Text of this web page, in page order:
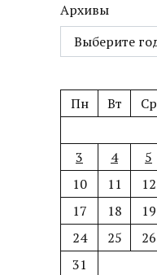
Архивы
Пн Вт Ср
3
4 5
10
11 12
17
18 19
24
25 26
31